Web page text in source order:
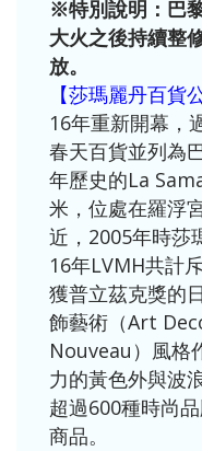
※特別說明： 巴
大火之後持續整
放。
【莎瑪麗丹百貨
16年重新開幕，
春天百貨並列為
年歷史的La
米，位處在羅浮
近，2005年時莎
16年LVMH共計
獲普立茲克獎的
飾藝術（Art
Nouveau）風格
力的黃色外與波
超過600種時尚
商品。